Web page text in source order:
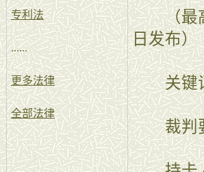
专利法
......
更多法律
全部法律
（最高
日发布）
关键词
裁判